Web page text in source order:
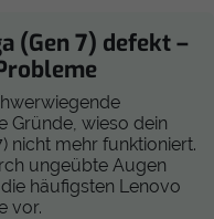
(Gen 7) defekt –
Gründe, wieso dein
nicht mehr funktioniert.
ungeübte Augen
häufigsten Lenovo
vor.